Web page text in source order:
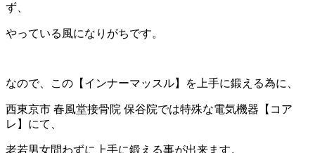
ず、
やっている風になりがちです。
なので、この【インナーマッスル】を上手に鍛える為に、
西東京市 春風堂接骨院 保谷院では特殊な電気機器【コア
レ】にて、
老若男女問わずに上手に鍛える事が出来ます。